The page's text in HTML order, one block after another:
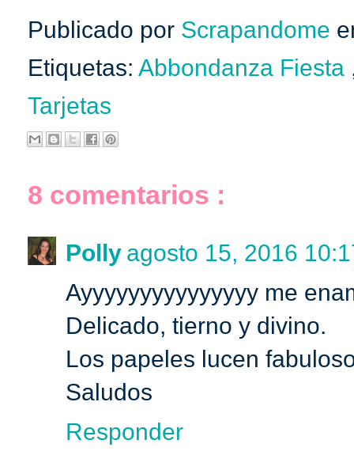
Publicado por Scrapandome
Etiquetas: Abbondanza Fiesta
Tarjetas
8 comentarios :
Polly agosto 15, 2016
Ayyyyyyyyyyyyyyy me
Delicado, tierno y divino.
Los papeles lucen
Saludos
Responder